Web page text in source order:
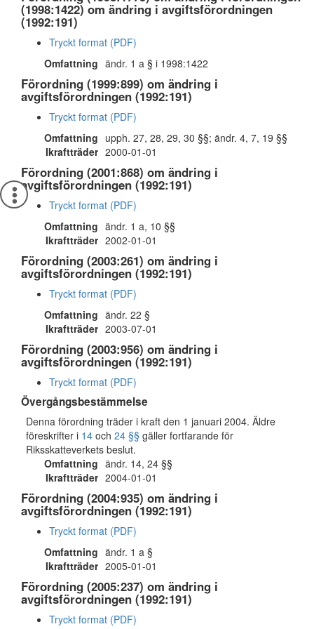
(1998:1422) om ändring i avgiftsförordningen
(1992:191)
Tryckt format (PDF)
Omfattning ändr. 1 a § i 1998:1422
Förordning (1999:899) om ändring i
avgiftsförordningen (1992:191)
Tryckt format (PDF)
Omfattning upph. 27, 28, 29, 30 §§; ändr. 4, 7, 19 §§
Ikraftträder 2000-01-01
Förordning (2001:868) om ändring i
avgiftsförordningen (1992:191)
Tryckt format (PDF)
Omfattning ändr. 1 a, 10 §§
Ikraftträder 2002-01-01
Förordning (2003:261) om ändring i
avgiftsförordningen (1992:191)
Tryckt format (PDF)
Omfattning ändr. 22 §
Ikraftträder 2003-07-01
Förordning (2003:956) om ändring i
avgiftsförordningen (1992:191)
Tryckt format (PDF)
Övergångsbestämmelse
Denna förordning träder i kraft den 1 januari 2004. Äldre
föreskrifter i 14 och 24 §§ gäller fortfarande för
Riksskatteverkets beslut.
Omfattning ändr. 14, 24 §§
Ikraftträder 2004-01-01
Förordning (2004:935) om ändring i
avgiftsförordningen (1992:191)
Tryckt format (PDF)
Omfattning ändr. 1 a §
Ikraftträder 2005-01-01
Förordning (2005:237) om ändring i
avgiftsförordningen (1992:191)
Tryckt format (PDF)